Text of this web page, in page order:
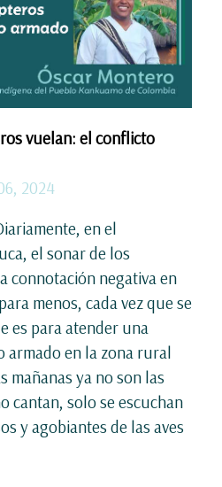
vuelan: el conflicto
2024
en el
el sonar de los
connotación negativa en
menos, cada vez que se
es para atender una
armado en la zona rural
mañanas ya no son las
cantan, solo se escuchan
y agobiantes de las aves